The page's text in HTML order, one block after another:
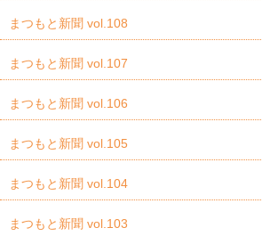
まつもと新聞 vol.108
まつもと新聞 vol.107
まつもと新聞 vol.106
まつもと新聞 vol.105
まつもと新聞 vol.104
まつもと新聞 vol.103